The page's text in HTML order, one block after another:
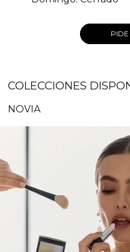
PIDE
COLECCIONES
NOVIA